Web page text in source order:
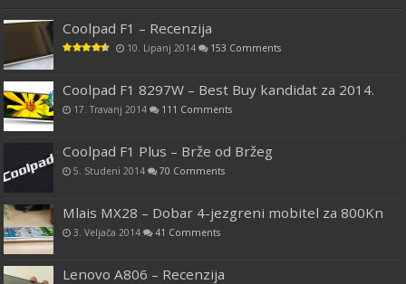
Coolpad F1 – Recenzija
10. Lipanj 2014 153 Comments
Coolpad F1 8297W – Best Buy kandidat za 2014.
17. Travanj 2014 111 Comments
Coolpad F1 Plus – Brže od Bržeg
5. Studeni 2014 70 Comments
Mlais MX28 – Dobar 4-jezgreni mobitel za 800Kn
3. Veljača 2014 41 Comments
Lenovo A806 – Recenzija